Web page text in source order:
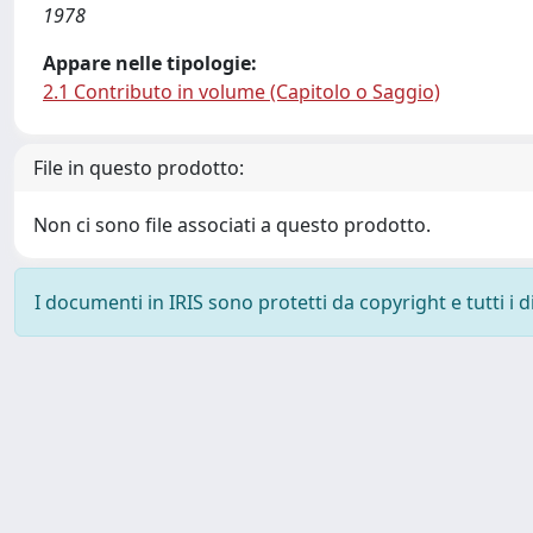
1978
Appare nelle tipologie:
2.1 Contributo in volume (Capitolo o Saggio)
File in questo prodotto:
Non ci sono file associati a questo prodotto.
I documenti in IRIS sono protetti da copyright e tutti i